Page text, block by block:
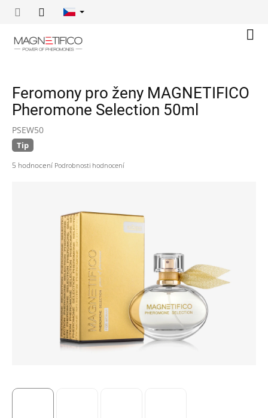
Feromony pro ženy MAGNETIFICO
Pheromone Selection 50ml
PSEW50
Tip
Průměrné
5 hodnocení Podrobnosti hodnocení